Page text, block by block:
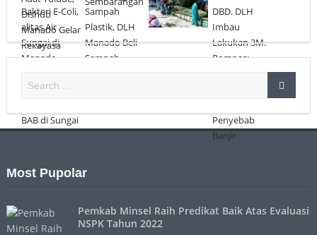
Most Pupolar
Pemkab Minsel Raih Predikat Baik Atas Evaluasi
NSPK Tahun 2022